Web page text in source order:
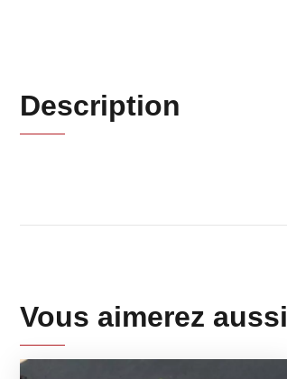
Description
Vous aimerez aussi